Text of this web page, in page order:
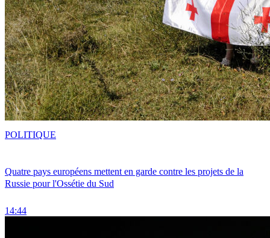
Quatre pays européens mettent en garde contre les projets de la
Russie pour l'Ossétie du Sud
14:44
POLITIQUE